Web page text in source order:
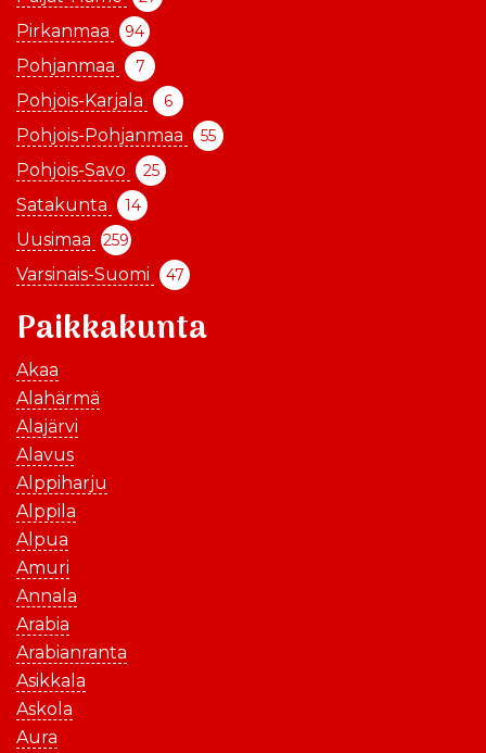
Pirkanmaa 94
Pohjanmaa 7
Pohjois-Karjala 6
Pohjois-Pohjanmaa 55
Pohjois-Savo 25
Satakunta 14
Uusimaa 259
Varsinais-Suomi 47
Paikkakunta
Akaa
Alahärmä
Alajärvi
Alavus
Alppiharju
Alppila
Alpua
Amuri
Annala
Arabia
Arabianranta
Asikkala
Askola
Aura